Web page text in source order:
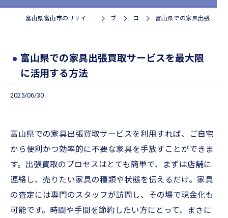
富山県富山市のリサイクルショップなら株式会社なんでも鑑定局 ブログ コラム 富山県での家具出張買取サービスを最大限に活用する方法
富山県での家具出張買取サービスを最大限
に活用する方法
2025/06/30
富山県での家具出張買取サービスを利用すれば、ご自宅
から便利かつ効率的に不要な家具を手放すことができま
す。出張買取のプロセスはとても簡単で、まずは店舗に
連絡し、売りたい家具の種類や状態を伝えるだけ。家具
の査定には専門のスタッフが訪問し、その場で現金化も
可能です。時間や手間を節約したい方にとって、まさに